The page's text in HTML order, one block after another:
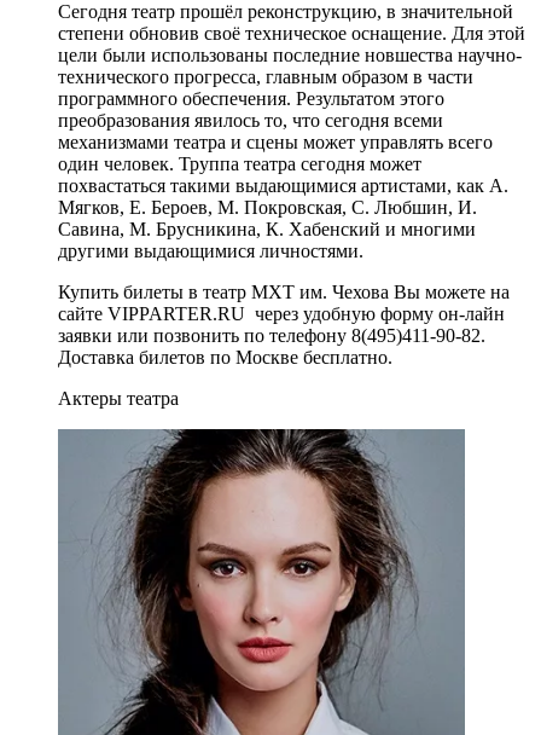
Сегодня театр прошёл реконструкцию, в значительной
степени обновив своё техническое оснащение. Для этой
цели были использованы последние новшества научно-
технического прогресса, главным образом в части
программного обеспечения. Результатом этого
преобразования явилось то, что сегодня всеми
механизмами театра и сцены может управлять всего
один человек. Труппа театра сегодня может
похвастаться такими выдающимися артистами, как А.
Мягков, Е. Бероев, М. Покровская, С. Любшин, И.
Савина, М. Брусникина, К. Хабенский и многими
другими выдающимися личностями.
Купить билеты в театр МХТ им. Чехова Вы можете на
сайте VIPPARTER.RU через удобную форму он-лайн
заявки или позвонить по телефону 8(495)411-90-82.
Доставка билетов по Москве бесплатно.
Актеры театра